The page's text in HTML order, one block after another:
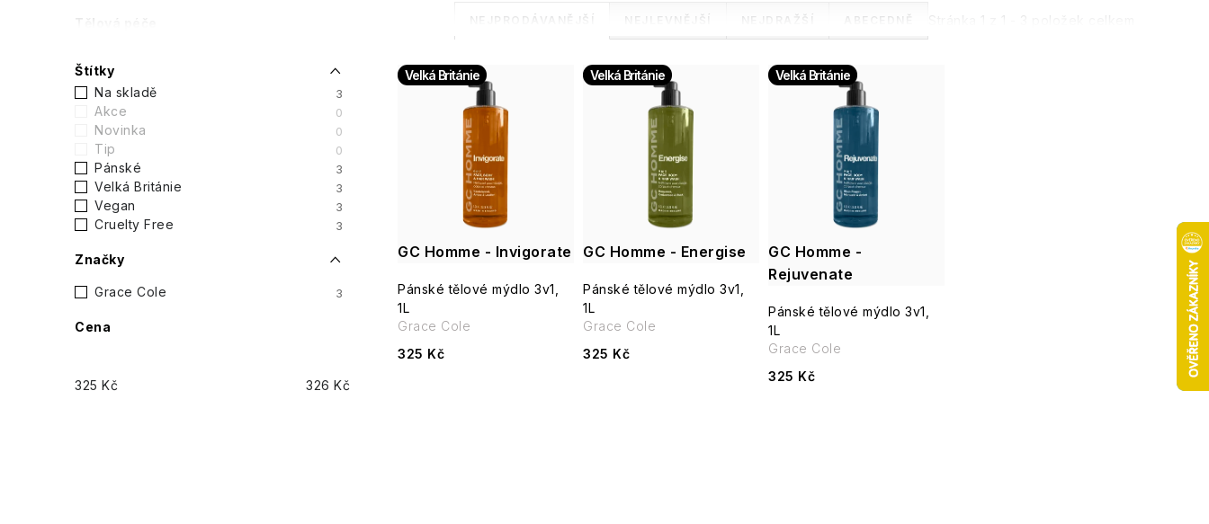
P
o
s
r
a
n
n
í
a
Tělová péče
Štítky
Na skladě
3
Akce 0
Novinka 0
Tip 0
Pánské 3
Velká Británie 3
Vegan 3
Cruelty Free 3
Značky
Grace Cole 3
Cena
325 Kč 326 Kč
Stránka 1 1 položek celkem
Ř
a
z
e
n
p
r
o
NEJPRODÁVANĚJŠÍ NEJLEVNĚJŠÍ NEJDRAŽŠÍ ABECEDNĚ
V
p
r
o
GC Homme - Invigorate
Velká Británie
Pánské tělové mýdlo 3v1,
1L
325 Kč
Grace Cole
GC Homme - Energise
Velká Británie
Pánské tělové mýdlo 3v1,
1L
325 Kč
Grace Cole
GC Homme -
Rejuvenate
Velká Británie
Pánské tělové mýdlo 3v1,
1L
325 Kč
Grace Cole